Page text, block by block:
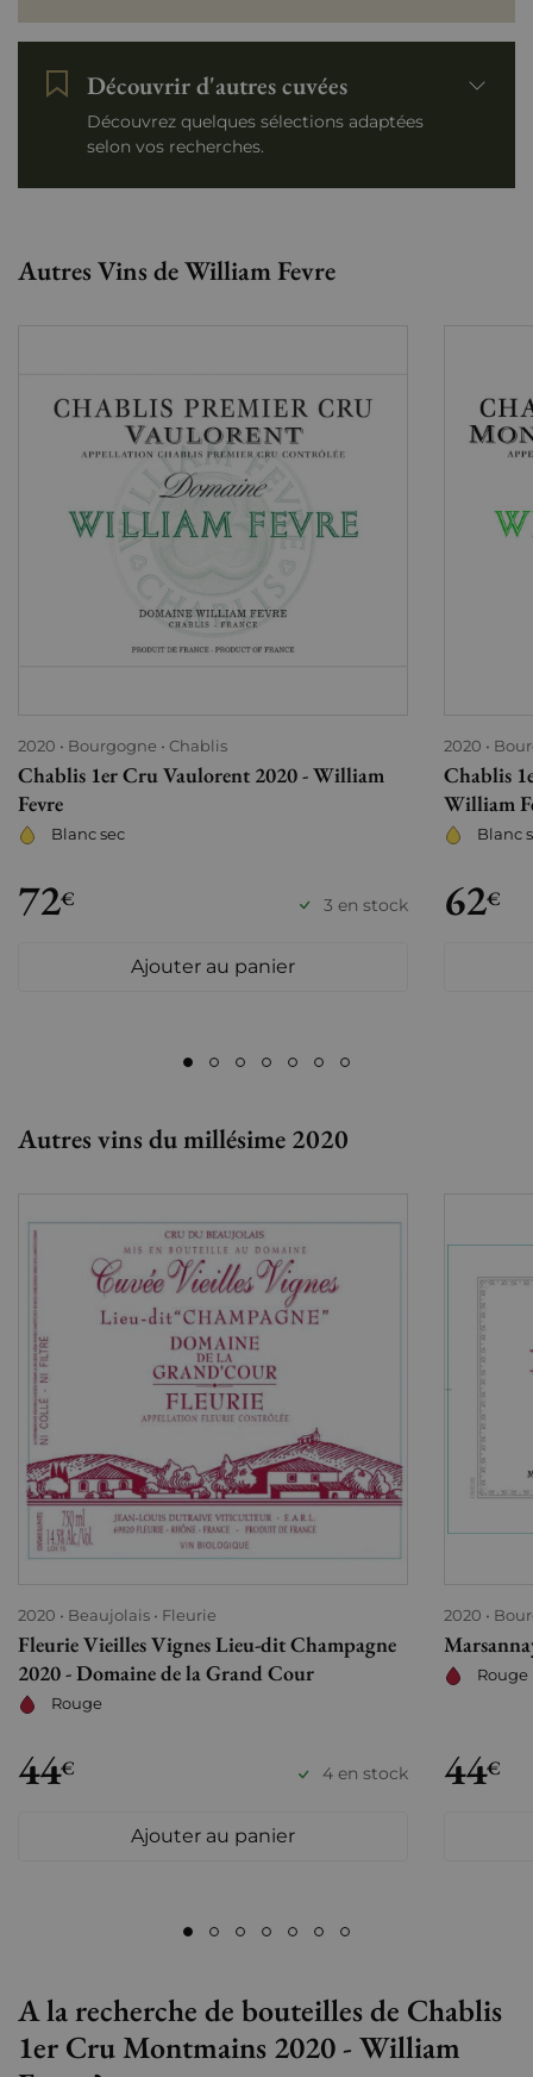
Découvrir d'autres cuvées
Découvrez quelques sélections adaptées
selon vos recherches.
Autres Vins de William Fevre
2020 Bourgogne Chablis
Chablis 1er Cru Vaulorent 2020 - William
Fevre
Blanc sec
72€ 3 en stock
Ajouter au panier
2020
Chablis
William
Blanc
62€
Autres vins du millésime 2020
2020 Beaujolais Fleurie
Fleurie Vieilles Vignes Lieu-dit Champagne
2020 - Domaine de la Grand Cour
Rouge
44€ 4 en stock
Ajouter au panier
2020
Rouge
44€
A la recherche de bouteilles de Chablis
1er Cru Montmains 2020 - William